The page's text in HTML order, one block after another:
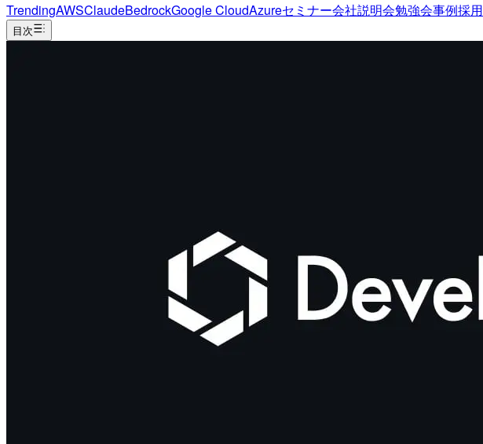
TrendingAWSClaudeBedrockGoogle CloudAzureセミナー会社説明会勉強会事例採用
目次